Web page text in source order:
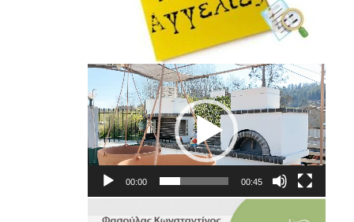
Πρόγραμμα
Αναπαραγωγής
Βίντεο
00:00 00:45